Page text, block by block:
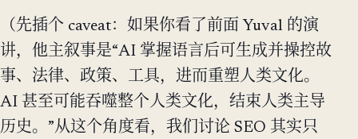
（先插个 caveat：如果你看了前面 Yuval 的演
讲，他主叙事是“AI 掌握语言后可生成并操控故
事、法律、政策、工具，进而重塑人类文化。
AI 甚至可能吞噬整个人类文化，结束人类主导
历史。”从这个角度看，我们讨论 SEO 其实只